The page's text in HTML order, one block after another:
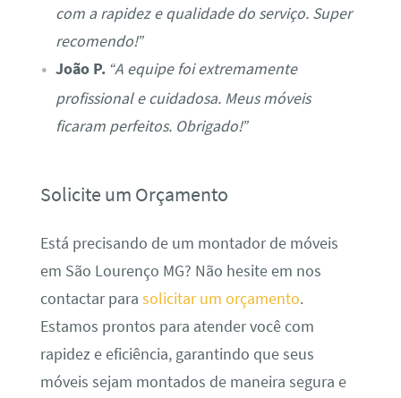
com a rapidez e qualidade do serviço. Super
recomendo!”
João P. “A equipe foi extremamente
profissional e cuidadosa. Meus móveis
ficaram perfeitos. Obrigado!”
Solicite um Orçamento
Está precisando de um montador de móveis
em São Lourenço MG? Não hesite em nos
contactar para solicitar um orçamento.
Estamos prontos para atender você com
rapidez e eficiência, garantindo que seus
móveis sejam montados de maneira segura e